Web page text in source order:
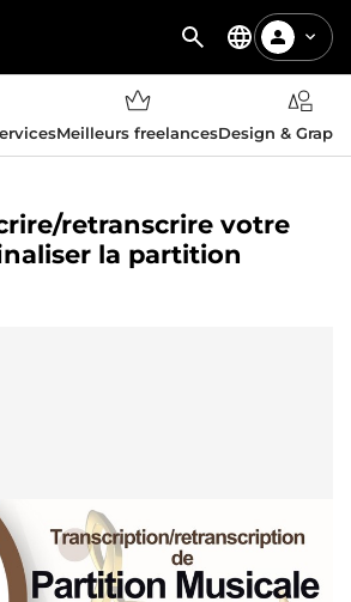
Meilleurs freelancesDesign &
retranscrire votre
la partition